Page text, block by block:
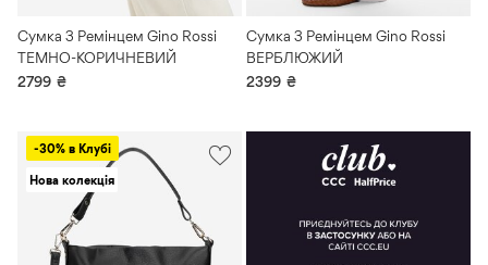
Сумка З Ремінцем Gino Rossi
ТЕМНО-КОРИЧНЕВИЙ
2799 ₴
Сумка З Ремінцем Gino Rossi
ВЕРБЛЮЖИЙ
2399 ₴
-30% в Клубі
Нова колекція